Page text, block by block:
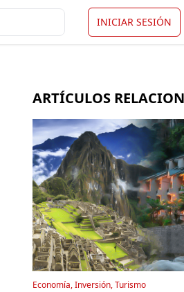
INICIAR SESIÓN
ARTÍCULOS
Economía, Inversión, Turismo